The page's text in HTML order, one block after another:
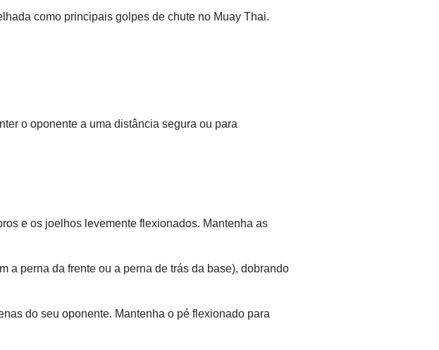
como principais golpes de chute no Muay Thai.
o oponente a uma distância segura ou para
e os joelhos levemente flexionados. Mantenha as
a perna da frente ou a perna de trás da base), dobrando
do seu oponente. Mantenha o pé flexionado para